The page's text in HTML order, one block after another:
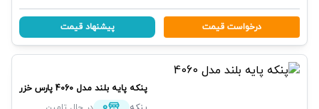
درخواست قیمت پیشنهاد قیمت
پنکه پایه بلند مدل 4060
پارس خزر